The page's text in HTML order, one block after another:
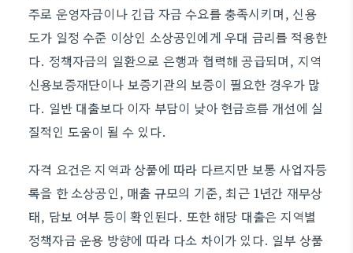
주로 운영자금이나 긴급 자금 수요를 충족시키며, 신용
도가 일정 수준 이상인 소상공인에게 우대 금리를 적용한
다. 정책자금의 일환으로 은행과 협력해 공급되며, 지역
신용보증재단이나 보증기관의 보증이 필요한 경우가 많
다. 일반 대출보다 이자 부담이 낮아 현금흐름 개선에 실
질적인 도움이 될 수 있다.
자격 요건은 지역과 상품에 따라 다르지만 보통 사업자등
록을 한 소상공인, 매출 규모의 기준, 최근 1년간 재무상
태, 담보 여부 등이 확인된다. 또한 해당 대출은 지역별
정책자금 운용 방향에 따라 다소 차이가 있다. 일부 상품